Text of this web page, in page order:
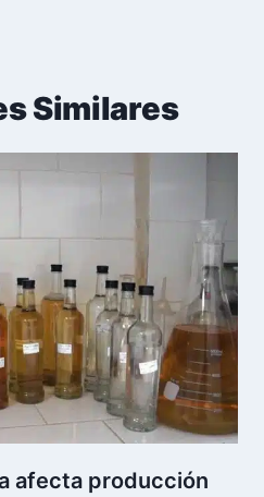
Similares
afecta producción